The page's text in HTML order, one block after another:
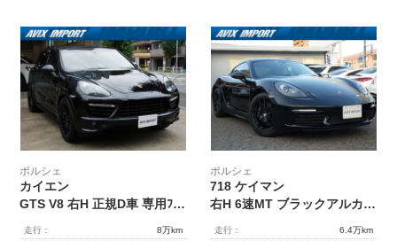
ポルシェ
カイエン
GTS V8 右H 正規D車 専用ﾌﾞﾗｯｸｲﾝﾃﾘｱ ｼｰﾄﾋｰﾀｰ 社外ﾅﾋﾞ地ﾃﾞｼﾞ BOSEｻｳﾝﾄﾞ Bｶﾒﾗ＆PAS ｸﾙｺﾝ 専用ﾍｯﾄﾞﾗｲﾄ 電動Rｹﾞｰﾄ PASM ｽﾎﾟｰﾂｴｸﾞｿﾞｰｽﾄ 赤ｷｬﾘﾊﾟｰ KW製ｻｽﾍﾟﾝｼｮﾝ Power Craft製ﾏﾌﾗｰ 純正20AW
走行： 8万km
ポルシェ
718 ケイマン
右H 6速MT ブラックアルカンターラハーフレザー PCMナビ バイキセノンヘッドライト 純正ブラック18AW 禁煙 正規D車 下取車
走行： 6.4万km